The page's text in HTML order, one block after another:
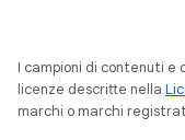
I campioni di contenuti e
licenze descritte nella
marchi o marchi